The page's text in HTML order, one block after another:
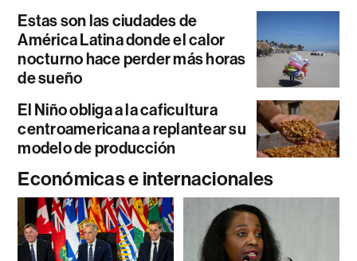
Estas son las ciudades de
América Latina donde el calor
nocturno hace perder más horas
de sueño
El Niño obliga a la caficultura
centroamericana a replantear su
modelo de producción
Económicas e internacionales